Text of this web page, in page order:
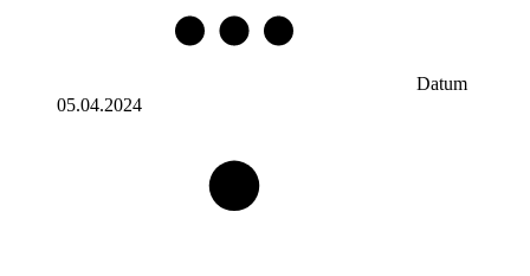
Datum
05.04.2024